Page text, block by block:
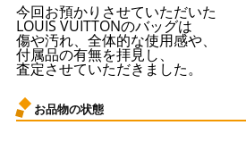
今回お預かりさせていただいた
LOUIS VUITTONのバッグは
傷や汚れ、全体的な使用感や、
付属品の有無を拝見し、
査定させていただきました。
お品物の状態